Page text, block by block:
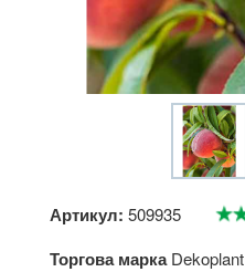
Артикул: 509935
Торгова марка Dekoplant